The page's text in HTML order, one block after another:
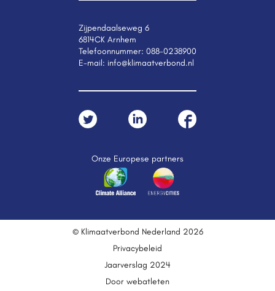
Zijpendaalseweg 6
6814CK Arnhem
Telefoonnummer: 088-0238900
E-mail: info@klimaatverbond.nl
Onze Europese partners
© Klimaatverbond Nederland 2026
Privacybeleid
Jaarverslag 2024
Door webatleten